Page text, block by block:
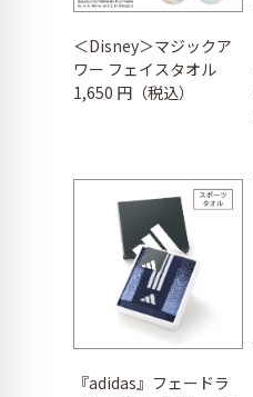
＜Disney＞マジックア
ワー フェイスタオル
1,650 円（税込）
『adidas』フェードラ